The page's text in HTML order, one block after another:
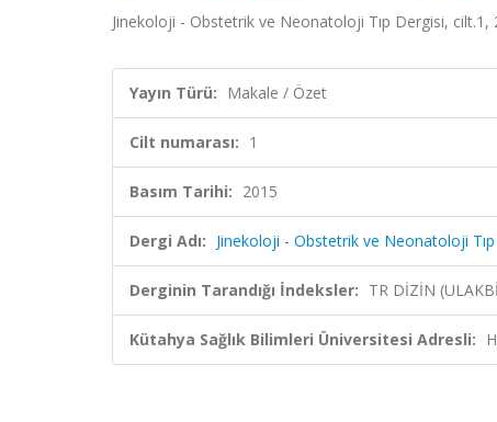
Jinekoloji - Obstetrik ve Neonatoloji Tıp Dergisi, cilt.1,
Yayın Türü: Makale / Özet
Cilt numarası: 1
Basım Tarihi: 2015
Dergi Adı: Jinekoloji - Obstetrik ve Neonatoloji
Derginin Tarandığı İndeksler: TR DİZİN
Kütahya Sağlık Bilimleri Üniversitesi Adresli: